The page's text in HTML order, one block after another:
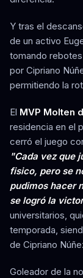
Y tras el
de un activo
tomando
por Cipriano
permitiendo la
El MVP Molten
residencia en el
cerró el juego
"Cada vez que
fisico, pero se
pudimos hacer
se logró la
universitarios,
temporada,
de Cipriano
Goleador de la